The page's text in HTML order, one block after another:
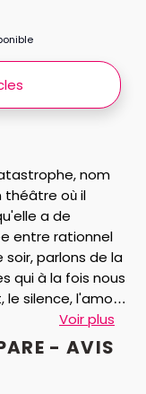
nom
théâtre où il
a de
entre rationnel
soir, parlons de la
qui à la fois nous
silence, l'amour,
l'acte
commun, la
bien commun ?
? Peut-on
Voir plus
- AVIS